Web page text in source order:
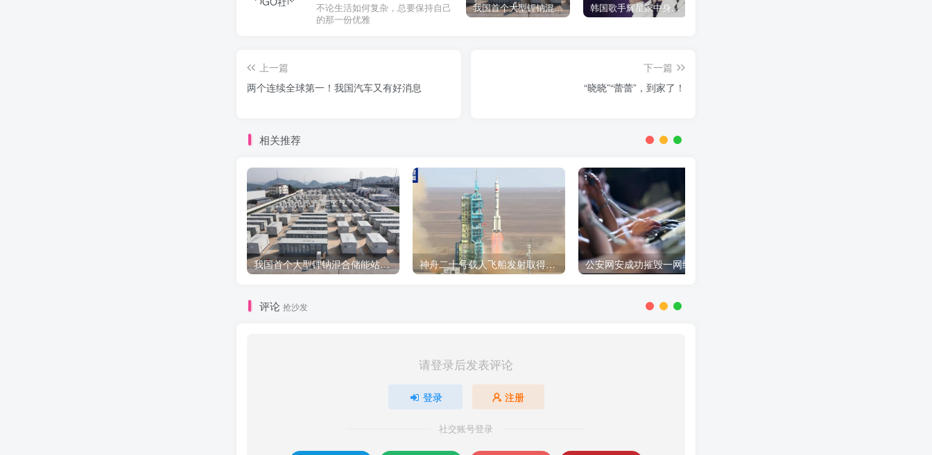
不论生活如何复杂，总要保持自己
的那一份优雅
我国首个大型锂钠混合储能站投产，开启储能新时代 韩国歌手辉星家中身亡，终年43岁，警方调查死因
上一篇
两个连续全球第一！我国汽车又有好消息
下一篇
“晓晓”“蕾蕾”，到家了！
相关推荐
我国首个大型锂钠混合储能站投产，开启储能新时代 神舟二十号载人飞船发射取得圆满成功
评论 抢沙发
请登录后发表评论
登录 注册
社交账号登录